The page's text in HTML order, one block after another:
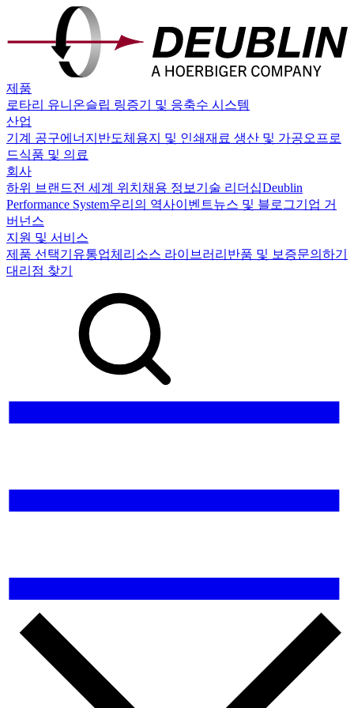
제품
로타리 유니온슬립 링증기 및 응축수 시스템
산업
기계 공구에너지 반도체 용지 및 인쇄재료 생산 및 가공오프로
드식품 및 의료
회사
하위 브랜드전 세계 위치 채용 정보 기술 리더십Deublin
Performance System우리의 역사이벤트뉴스 및 블로그기업 거
버넌스
지원 및 서비스
제품 선택기 유통업체 리소스 라이브러리 반품 및 보증문의하기
대리점 찾기